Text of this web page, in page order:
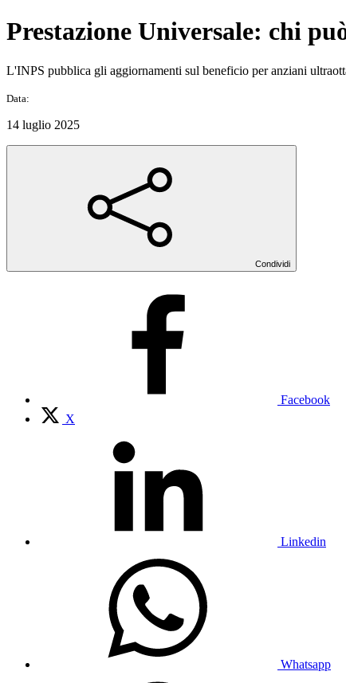
Prestazione Universale: chi
L'INPS pubblica gli aggiornamenti sul beneficio per anziani
Data:
14 luglio 2025
Condividi
Facebook
X
Linkedin
Whatsapp